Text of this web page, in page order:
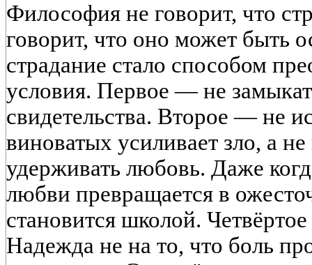
Философия не говорит, что
говорит, что оно может быть
страдание стало способом
условия. Первое — не
свидетельства. Второе — не
виноватых усиливает зло, а
удерживать любовь. Даже
любви превращается в
становится школой.
Надежда не на то, что боль